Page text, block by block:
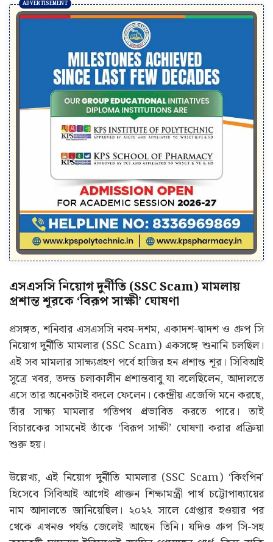
এসএসসি নিয়োগ দুর্নীতি (SSC Scam) মামলায়
প্রশান্ত শূরকে ‘বিরূপ সাক্ষী’ ঘোষণা
প্রসঙ্গত, শনিবার এসএসসি নবম-দশম, একাদশ-দ্বাদশ ও গ্রুপ সি
নিয়োগ দুর্নীতি মামলার (SSC Scam) একসঙ্গে শুনানি চলছিল।
এই সব মামলার সাক্ষ্যগ্রহণ পর্বে হাজির হন প্রশান্ত শূর। সিবিআই
সূত্রে খবর, তদন্ত চলাকালীন প্রশান্তবাবু যা বলেছিলেন, আদালতে
এসে তার অনেকটাই বদলে ফেলেন। কেন্দ্রীয় এজেন্সি মনে করছে,
তাঁর সাক্ষ্য মামলার গতিপথ প্রভাবিত করতে পারে। তাই
বিচারকের সামনেই তাঁকে ‘বিরূপ সাক্ষী’ ঘোষণা করার প্রক্রিয়া
শুরু হয়।
উল্লেখ্য, এই নিয়োগ দুর্নীতি মামলার (SSC Scam) ‘কিংপিন’
হিসেবে সিবিআই আগেই প্রাক্তন শিক্ষামন্ত্রী পার্থ চট্টোপাধ্যায়ের
নাম আদালতে জানিয়েছিল। ২০২২ সালে গ্রেপ্তার হওয়ার পর
থেকে এখনও পর্যন্ত জেলেই আছেন তিনি। যদিও গ্রুপ সি-সহ